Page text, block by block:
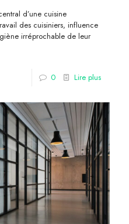
d’une cuisine
des cuisiniers, influence
irréprochable de leur
0 Lire plus